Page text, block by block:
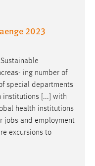
2023
ing number of
special departments
institutions [...] with
health institutions
jobs and employment
excursions to
Drittanbietern
über Websites